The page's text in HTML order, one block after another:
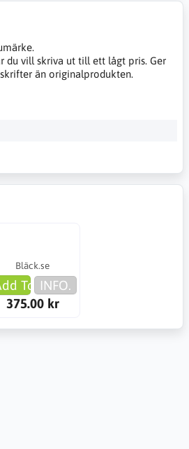
du vill skriva ut till ett lågt pris. Ger
än originalprodukten.
Bläck.se
To Cart
INFO.
375.00 kr